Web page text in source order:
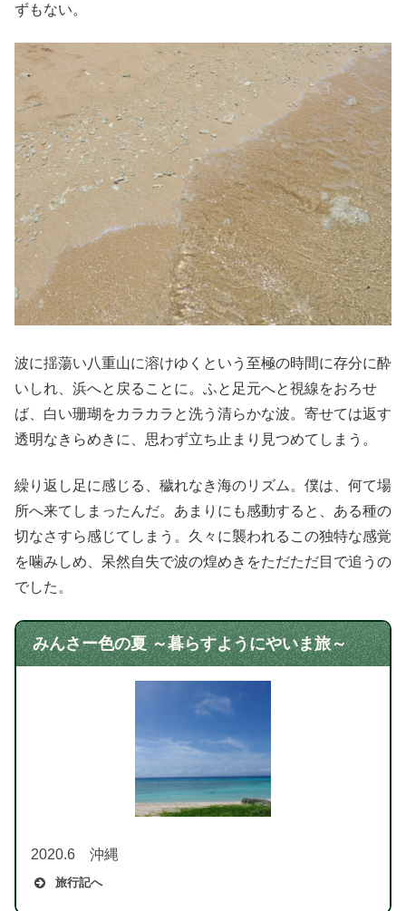
ずもない。
波に揺蕩い八重山に溶けゆくという至極の時間に存分に酔
いしれ、浜へと戻ることに。ふと足元へと視線をおろせ
ば、白い珊瑚をカラカラと洗う清らかな波。寄せては返す
透明なきらめきに、思わず立ち止まり見つめてしまう。
繰り返し足に感じる、穢れなき海のリズム。僕は、何て場
所へ来てしまったんだ。あまりにも感動すると、ある種の
切なさすら感じてしまう。久々に襲われるこの独特な感覚
を噛みしめ、呆然自失で波の煌めきをただただ目で追うの
でした。
みんさー色の夏 ～暮らすようにやいま旅～
2020.6 沖縄
旅行記へ